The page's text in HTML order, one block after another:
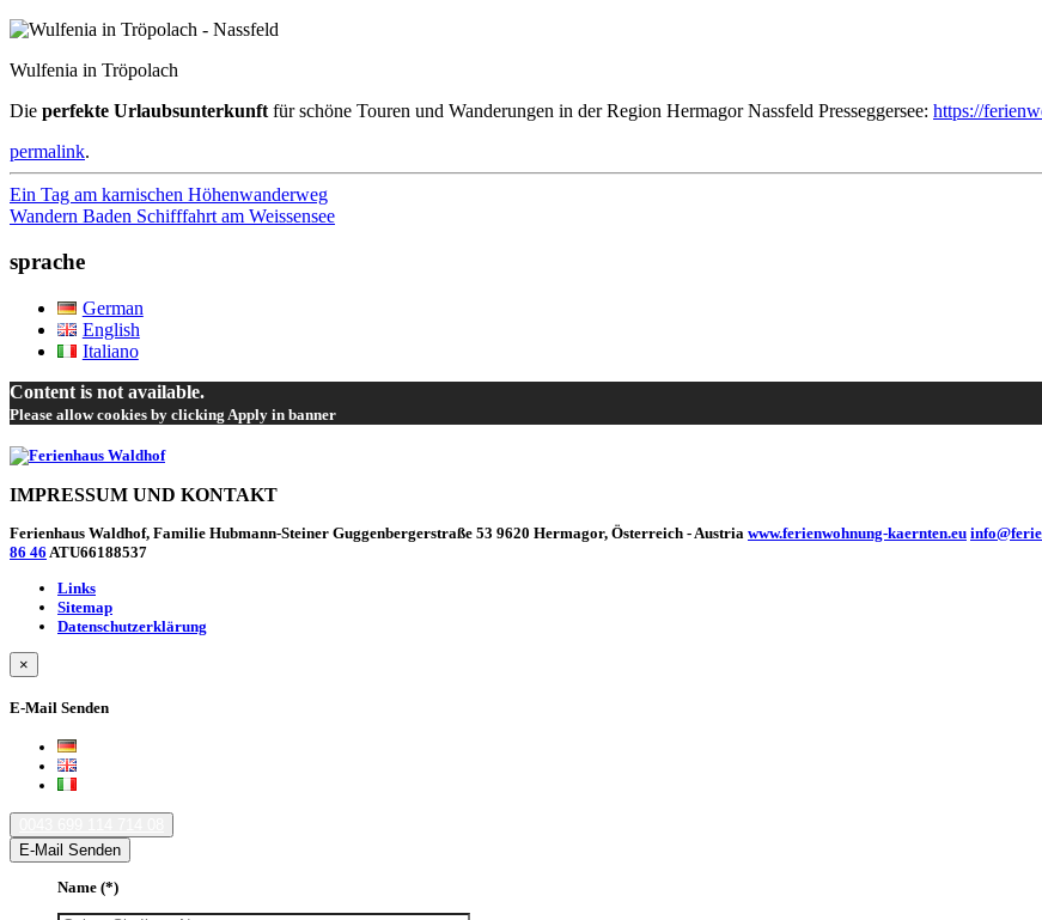
Wulfenia in Tröpolach
Die perfekte Urlaubsunterkunft für schöne Touren und Wanderungen in der Region Hermagor Nassfeld Presseggersee: https://
permalink.
Beitrags-
Navigation
Ein Tag am karnischen Höhenwanderweg
Wandern Baden Schifffahrt am Weissensee
sprache
German
English
Italiano
Content is not available.
Please allow cookies by clicking Apply in banner
IMPRESSUM UND KONTAKT
Ferienhaus Waldhof, Familie Hubmann-Steiner Guggenbergerstraße 53 9620 Hermagor, Österreich - Austria www.ferienwohnung-kaernten.eu
86 46 ATU66188537
Links
Sitemap
Datenschutzerklärung
×
E-Mail Senden
E-Mail Senden
Name (*)